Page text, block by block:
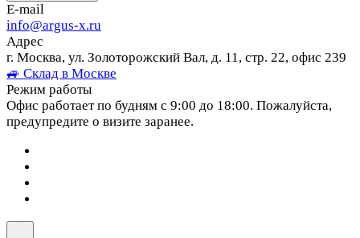
E-mail
info@argus-x.ru
Адрес
г. Москва, ул. Золоторожский Вал, д. 11, стр. 22, офис 239
🚙 Склад в Москве
Режим работы
Офис работает по будням с 9:00 до 18:00. Пожалуйста,
предупредите о визите заранее.